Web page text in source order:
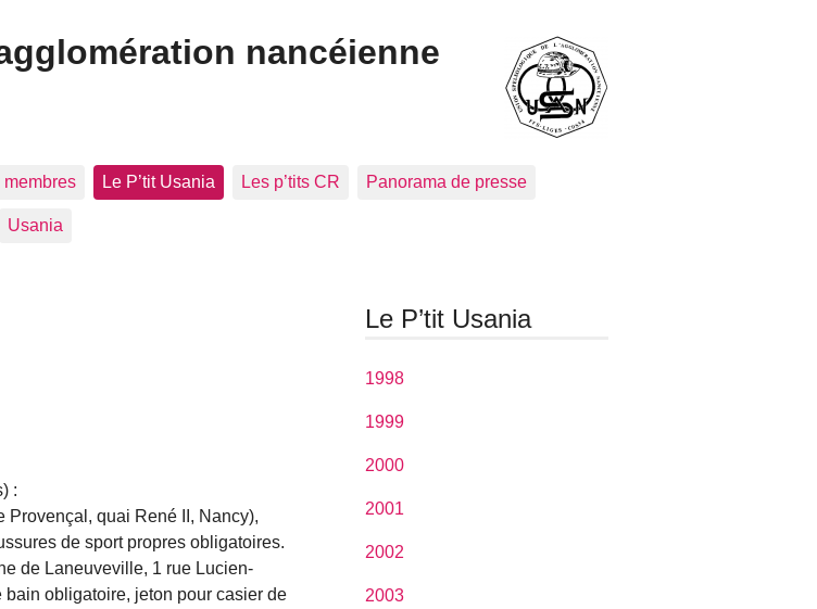
nancéienne
membres Le P’tit Usania Les p’tits CR Panorama de presse
Usania
:
Provençal, quai René II, Nancy),
de sport propres obligatoires.
de Laneuveville, 1 rue Lucien-
obligatoire, jeton pour casier de
Le P’tit Usania
1998
1999
2000
2001
2002
2003